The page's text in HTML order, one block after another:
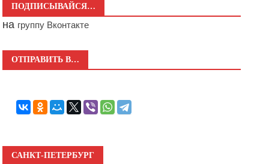
ПОДПИСЫВАЙСЯ…
на группу Вконтакте
ОТПРАВИТЬ В…
САНКТ-ПЕТЕРБУРГ